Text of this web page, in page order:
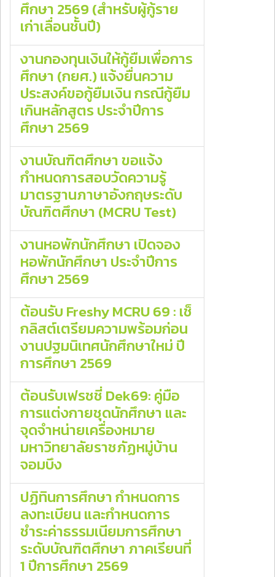
ศึกษา 2569 (สำหรับผู้กู้ราย
เก่าเลื่อนชั้นปี)
งานกองทุนเงินให้กู้ยืมเพื่อการ
ศึกษา (กยศ.) แจ้งยื่นความ
ประสงค์ขอกู้ยืมเงิน กรณีกู้ยืม
เกินหลักสูตร ประจำปีการ
ศึกษา 2569
งานบัณฑิตศึกษา ขอแจ้ง
กำหนดการสอบวัดความรู้
มาตรฐานภาษาอังกฤษระดับ
บัณฑิตศึกษา (MCRU Test)
งานหอพักนักศึกษา เปิดจอง
หอพักนักศึกษา ประจำปีการ
ศึกษา 2569
ต้อนรับ Freshy MCRU 69 : เช็
กลิสต์เตรียมความพร้อมก่อน
งานปฐมนิเทศนักศึกษาใหม่ ปี
การศึกษา 2569
ต้อนรับเฟรชชี่ Dek69: คู่มือ
การแต่งกายชุดนักศึกษา และ
จุดจำหน่ายเครื่องหมาย
มหาวิทยาลัยราชภัฏหมู่บ้าน
จอมบึง
ปฏิทินการศึกษา กำหนดการ
ลงทะเบียน และกำหนดการ
ชำระค่าธรรมเนียมการศึกษา
ระดับบัณฑิตศึกษา ภาคเรียนที่
1 ปีการศึกษา 2569